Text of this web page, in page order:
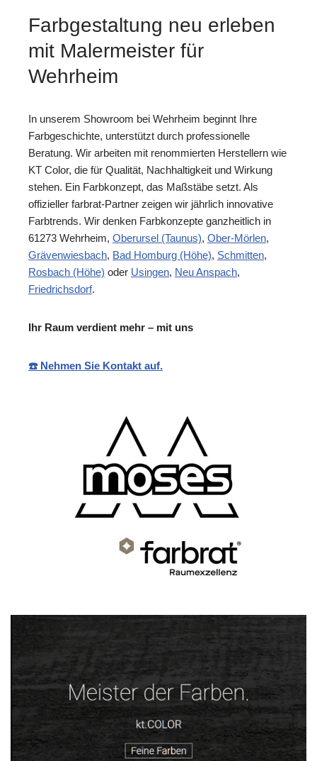
Farbgestaltung neu erleben
mit Malermeister für
Wehrheim
In unserem Showroom bei Wehrheim beginnt Ihre
Farbgeschichte, unterstützt durch professionelle
Beratung. Wir arbeiten mit renommierten Herstellern wie
KT Color, die für Qualität, Nachhaltigkeit und Wirkung
stehen. Ein Farbkonzept, das Maßstäbe setzt. Als
offizieller farbrat-Partner zeigen wir jährlich innovative
Farbtrends. Wir denken Farbkonzepte ganzheitlich in
61273 Wehrheim, Oberursel (Taunus), Ober-Mörlen,
Grävenwiesbach, Bad Homburg (Höhe), Schmitten,
Rosbach (Höhe) oder Usingen, Neu Anspach,
Friedrichsdorf.
Ihr Raum verdient mehr – mit uns
☎️ Nehmen Sie Kontakt auf.